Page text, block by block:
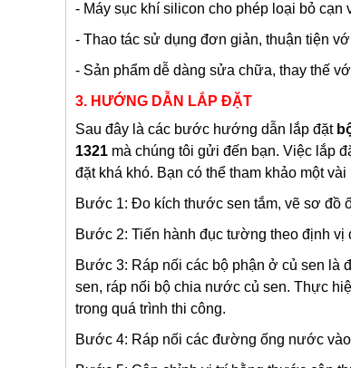
- Máy sục khí silicon cho phép loại bỏ cạn
- Thao tác sử dụng đơn giản, thuận tiện
- Sản phẩm dễ dàng sửa chữa, thay thế
3. HƯỚNG DẪN LẮP ĐẶT
Sau đây là các bước hướng dẫn lắp đặt
1321 mà chúng tôi gửi đến bạn. Việc lắp
đặt khá khó. Bạn có thể tham khảo một
Bước 1: Đo kích thước sen tắm, vẽ sơ đồ
Bước 2: Tiến hành đục tường theo định
Bước 3: Ráp nối các bộ phận ở củ sen là
sen, ráp nối bộ chia nước củ sen. Thực
trong quá trình thi công.
Bước 4: Ráp nối các đường ống nước